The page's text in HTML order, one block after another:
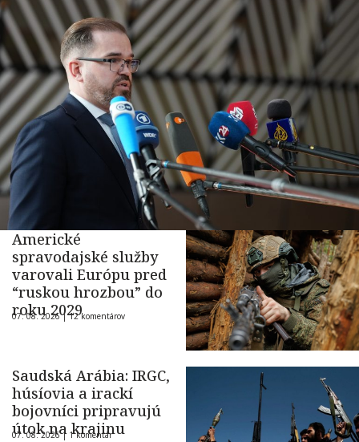
Americké
spravodajské služby
varovali Európu pred
“ruskou hrozbou” do
roku 2029
07. 08. 2026 |12 komentárov
Saudská Arábia: IRGC,
húsíovia a irackí
bojovníci pripravujú
útok na krajinu
07. 08. 2026 | 1 komentár